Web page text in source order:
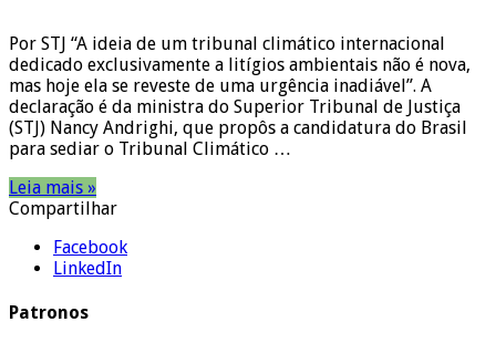
Por STJ “A ideia de um tribunal climático internacional
dedicado exclusivamente a litígios ambientais não é nova,
mas hoje ela se reveste de uma urgência inadiável”. A
declaração é da ministra do Superior Tribunal de Justiça
(STJ) Nancy Andrighi, que propôs a candidatura do Brasil
para sediar o Tribunal Climático …
Leia mais »
Compartilhar
Facebook
LinkedIn
Patronos